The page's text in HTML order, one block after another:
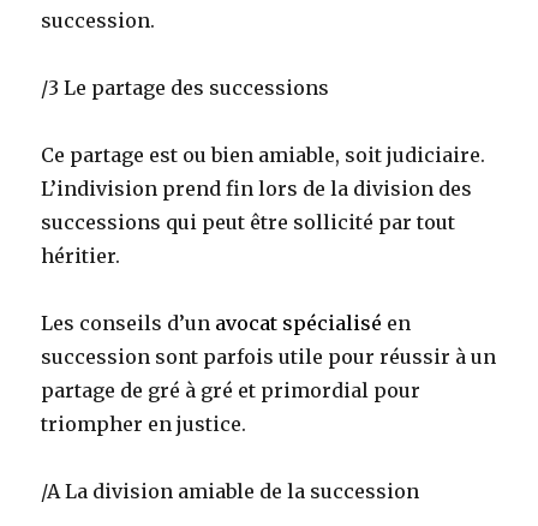
succession.
/3 Le partage des successions
Ce partage est ou bien amiable, soit judiciaire.
L’indivision prend fin lors de la division des
successions qui peut être sollicité par tout
héritier.
Les conseils d’un avocat spécialisé en
succession sont parfois utile pour réussir à un
partage de gré à gré et primordial pour
triompher en justice.
/A La division amiable de la succession